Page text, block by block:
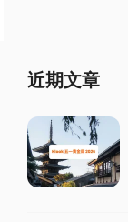
近期文章